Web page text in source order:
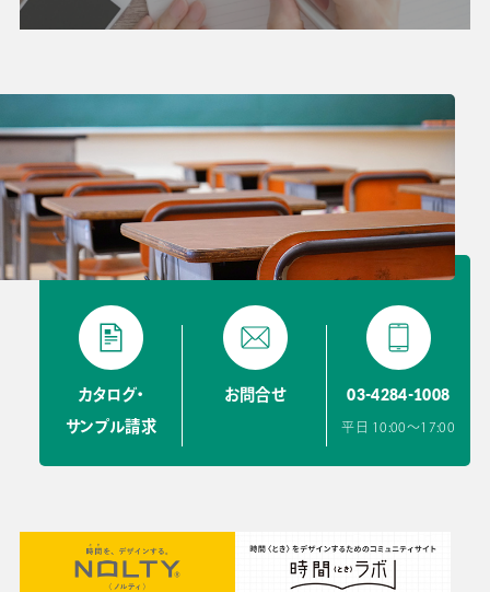
カタログ・
サンプル請求
お問合せ 03-4284-1008
平日 10:00〜17:00